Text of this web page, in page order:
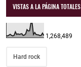
VISTAS A LA PÁGINA TOTALES
1,268,489
Hard rock